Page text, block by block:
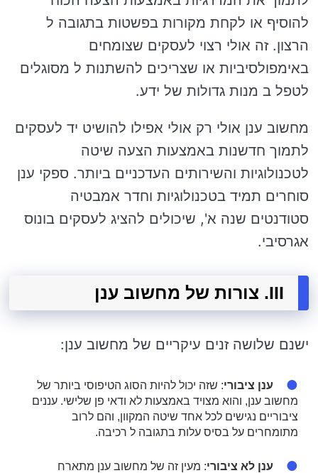
להוסיף או לקחת מקורות בפשטות בתגובה ל
הרצון. זה אולי רצוי לעסקים שצומחים
באימפולסיביות או שצריכים להשתנות ל מסוגלים
לטפל ב מנות גדולות של ידע.
מחשוב ענן אולי רק אולי אפילו להושיט יד לעסקים
לתמוך חדשנות באמצעות הצעה שיטה
לטכנולוגיות והשירותים העדכניים ביותר. ספקי ענן
סוחרים תמיד בטכנולוגיות וחדר אמבטיה
סטודנטים שנה א', שיכולים להציג לעסקים בונוס
אגרסיבי.
III. צורות של מחשוב ענן
ישנם שלושה זנים עיקריים של מחשוב ענן:
ענן ציבורי: שזה יכול להיות הסוג הטיפוסי ביותר של
מחשוב ענן, והוא מצויד באמצעות לא ודאי פן שלישי. עננים
ציבוריים נגישים לכל אחד שיטה המקוון, והם לרוב
מתומחרים על בסיס עלות בתגובה ל רכיבה.
ענן לא ציבורי: מעין זה של מחשוב ענן מתארח